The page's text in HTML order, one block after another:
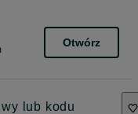
Otwórz
lub kodu